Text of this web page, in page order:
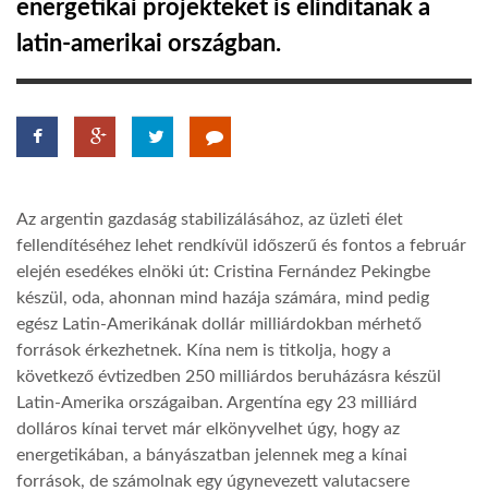
HÍR3D
GLOBOTV
AFRIKA TUDÁSTÁR
A NAP SZÉPE
LINKTR.EE
GLOBOZSARU
energetikai projekteket is elindítanak a
latin-amerikai országban.
Az argentin gazdaság stabilizálásához, az üzleti élet
fellendítéséhez lehet rendkívül időszerű és fontos a február
elején esedékes elnöki út: Cristina Fernández Pekingbe
készül, oda, ahonnan mind hazája számára, mind pedig
egész Latin-Amerikának dollár milliárdokban mérhető
források érkezhetnek. Kína nem is titkolja, hogy a
következő évtizedben 250 milliárdos beruházásra készül
Latin-Amerika országaiban. Argentína egy 23 milliárd
dolláros kínai tervet már elkönyvelhet úgy, hogy az
energetikában, a bányászatban jelennek meg a kínai
források, de számolnak egy úgynevezett valutacsere